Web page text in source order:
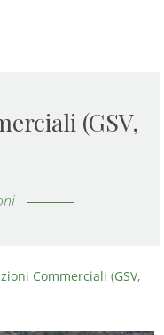
(GSV,
Commerciali (GSV,